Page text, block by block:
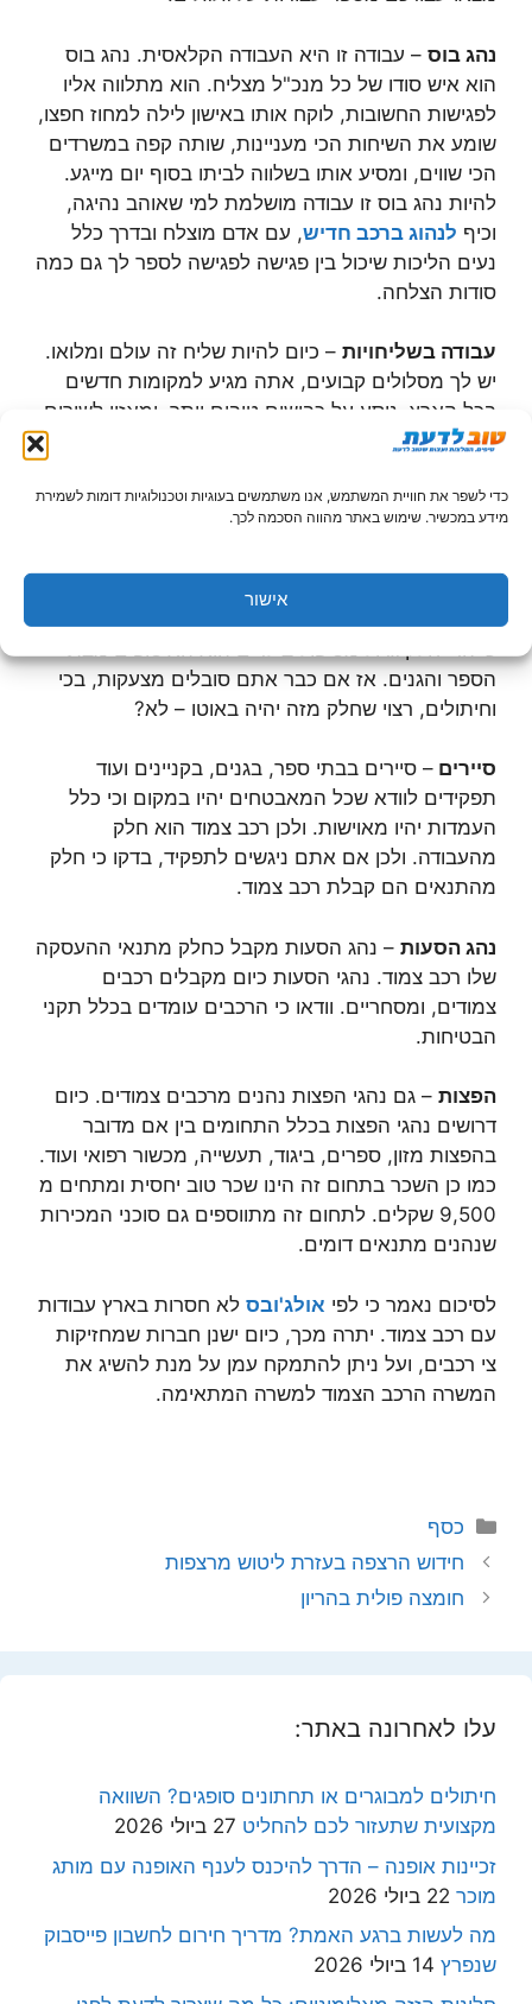
כדי לשפר את חוויית המשתמש, אנו משתמשים בעוגיות וטכנולוגיות דומות לשמירת
מידע במכשיר. שימוש באתר מהווה הסכמה לכך.
אישור
נהג בוס – עבודה זו היא העבודה הקלאסית. נהג בוס
הוא איש סודו של כל מנכ"ל מצליח. הוא מתלווה אליו
לפגישות החשובות, לוקח אותו באישון לילה למחוז חפצו,
שומע את השיחות הכי מעניינות, שותה קפה במשרדים
הכי שווים, ומסיע אותו בשלווה לביתו בסוף יום מייגע.
להיות נהג בוס זו עבודה מושלמת למי שאוהב נהיגה,
וכיף לנהוג ברכב חדיש, עם אדם מוצלח ובדרך כלל
נעים הליכות שיכול בין פגישה לפגישה לספר לך גם כמה
סודות הצלחה.
עבודה בשליחויות – כיום להיות שליח זה עולם ומלואו.
יש לך מסלולים קבועים, אתה מגיע למקומות חדשים
בכל הארץ, נוסע על כבישים טובים יותר, ומאזין לשירים
שאתה אוהב. וחשוב מכל יש לך רכב צמוד ומפנק.
– זאת יכולה להיות עבודה מושלמת עבורך.
ודואגים שכולם חגורים, תמיד תוכלו לטפל בילדים. כיום
הספר והגנים. אז אם כבר אתם סובלים מצעקות, בכי
וחיתולים, רצוי שחלק מזה יהיה באוטו – לא?
סיירים – סיירים בבתי ספר, בגנים, בקניינים ועוד
תפקידים לוודא שכל המאבטחים יהיו במקום וכי כלל
העמדות יהיו מאוישות. ולכן רכב צמוד הוא חלק
מהעבודה. ולכן אם אתם ניגשים לתפקיד, בדקו כי חלק
מהתנאים הם קבלת רכב צמוד.
נהג הסעות – נהג הסעות מקבל כחלק מתנאי ההעסקה
שלו רכב צמוד. נהגי הסעות כיום מקבלים רכבים
צמודים, ומסחריים. וודאו כי הרכבים עומדים בכלל תקני
הבטיחות.
הפצות – גם נהגי הפצות נהנים מרכבים צמודים. כיום
דרושים נהגי הפצות בכלל התחומים בין אם מדובר
בהפצות מזון, ספרים, ביגוד, תעשייה, מכשור רפואי ועוד.
כמו כן השכר בתחום זה הינו שכר טוב יחסית ומתחים מ
9,500 שקלים. לתחום זה מתווספים גם סוכני המכירות
שנהנים מתנאים דומים.
לסיכום נאמר כי לפי אולג'ובס לא חסרות בארץ עבודות
עם רכב צמוד. יתרה מכך, כיום ישנן חברות שמחזיקות
צי רכבים, ועל ניתן להתמקח עמן על מנת להשיג את
המשרה הרכב הצמוד למשרה המתאימה.
קטגוריות
כסף
חידוש הרצפה בעזרת ליטוש מרצפות
חומצה פולית בהריון
עלו לאחרונה באתר:
חיתולים למבוגרים או תחתונים סופגים? השוואה
מקצועית שתעזור לכם להחליט 27 ביולי 2026
זכיינות אופנה – הדרך להיכנס לענף האופנה עם מותג
מוכר 22 ביולי 2026
מה לעשות ברגע האמת? מדריך חירום לחשבון פייסבוק
שנפרץ 14 ביולי 2026